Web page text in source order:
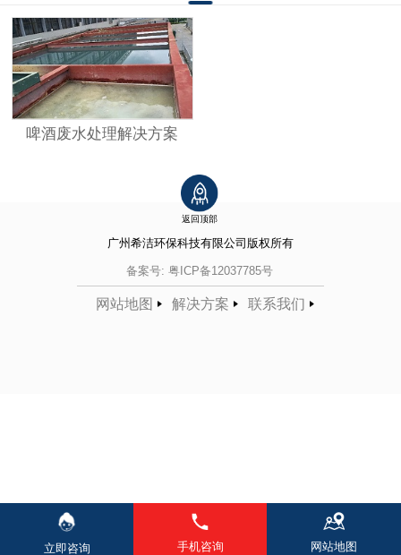
啤酒废水处理解决方案
返回顶部
广州希洁环保科技有限公司 版权所有
备案号: 粤ICP备12037785号
网站地图 解决方案 联系我们
立即咨询 手机咨询 网站地图